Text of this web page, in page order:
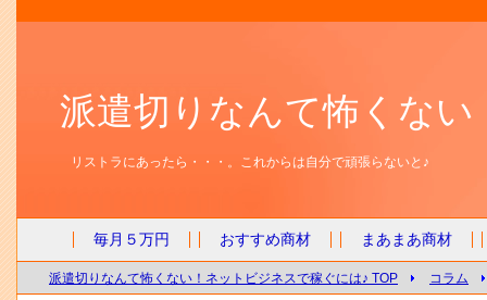
派遣切りなんて怖くな
リストラにあったら・・・。これからは自分で頑張らないと♪
毎月５万円 おすすめ商材 まあまあ商材
派遣切りなんて怖くない！ネットビジネスで稼ぐには♪ TOP コラム